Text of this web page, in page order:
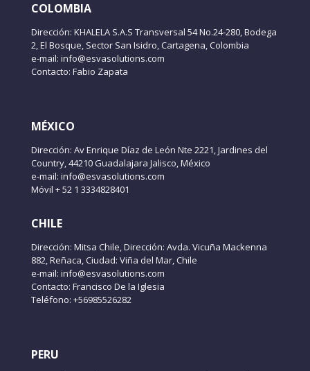
COLOMBIA
Dirección: KHALELA S.A.S Transversal 54 No.24-280, Bodega
2, El Bosque, Sector San Isidro, Cartagena, Colombia
e-mail: info@esvasolutions.com
Contacto: Fabio Zapata
MÉXICO
Dirección: Av Enrique Díaz de León Nte 2221, Jardines del
Country, 44210 Guadalajara Jalisco, México
e-mail: info@esvasolutions.com
Móvil + 52 1 3334828401
CHILE
Dirección: Mitsa Chile, Dirección: Avda. Vicuña Mackenna
882, Reñaca, Ciudad: Viña del Mar, Chile
e-mail: info@esvasolutions.com
Contacto: Francisco De la Iglesia
Teléfono: +56985526282
PERU